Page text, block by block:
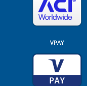
VPAY